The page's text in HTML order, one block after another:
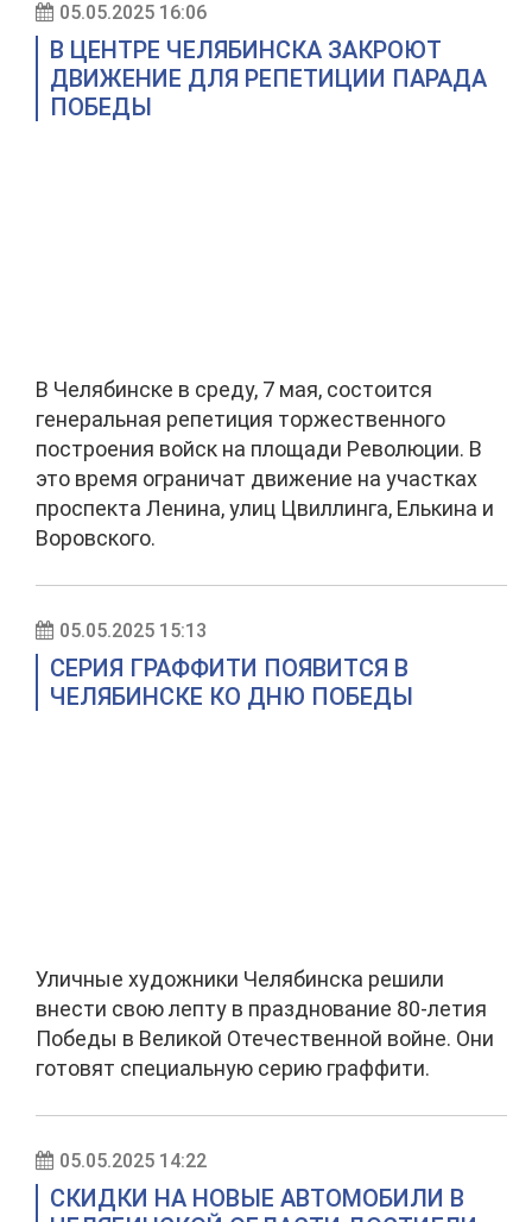
05.05.2025 16:06
В ЦЕНТРЕ ЧЕЛЯБИНСКА ЗАКРОЮТ
ДВИЖЕНИЕ ДЛЯ РЕПЕТИЦИИ ПАРАДА
ПОБЕДЫ
В Челябинске в среду, 7 мая, состоится
генеральная репетиция торжественного
построения войск на площади Революции. В
это время ограничат движение на участках
проспекта Ленина, улиц Цвиллинга, Елькина и
Воровского.
05.05.2025 15:13
СЕРИЯ ГРАФФИТИ ПОЯВИТСЯ В
ЧЕЛЯБИНСКЕ КО ДНЮ ПОБЕДЫ
Уличные художники Челябинска решили
внести свою лепту в празднование 80-летия
Победы в Великой Отечественной войне. Они
готовят специальную серию граффити.
05.05.2025 14:22
СКИДКИ НА НОВЫЕ АВТОМОБИЛИ В